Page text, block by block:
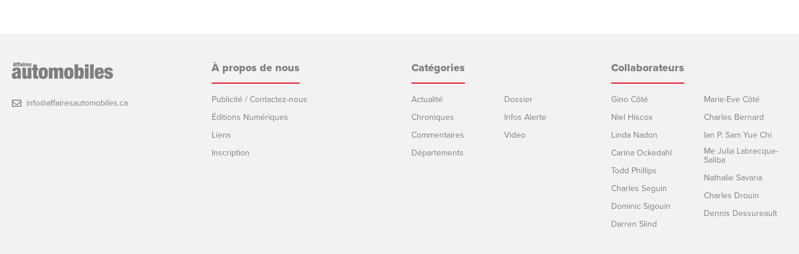
info@affairesautomobiles.ca
À propos de nous
Publicité / Contactez-nous
Éditions Numériques
Liens
Inscription
Catégories
Actualité
Chroniques
Commentaires
Départements
Dossier
Infos Alerte
Video
Collaborateurs
Gino Côté
Niel Hiscox
Linda Nadon
Carina Ockedahl
Todd Phillips
Charles Seguin
Dominic Sigouin
Darren Slind
Marie-Eve Côté
Charles Bernard
Ian P. Sam Yue Chi
Me Julia Labrecque-
Saliba
Nathalie Savaria
Charles Drouin
Dennis Dessureault